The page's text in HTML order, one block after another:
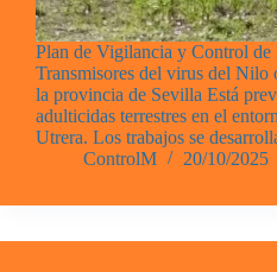
Plan de Vigilancia y Control de
Transmisores del virus del
la provincia de Sevilla Está
adulticidas terrestres en el
Utrera. Los trabajos se
ControlM
20/10/2025